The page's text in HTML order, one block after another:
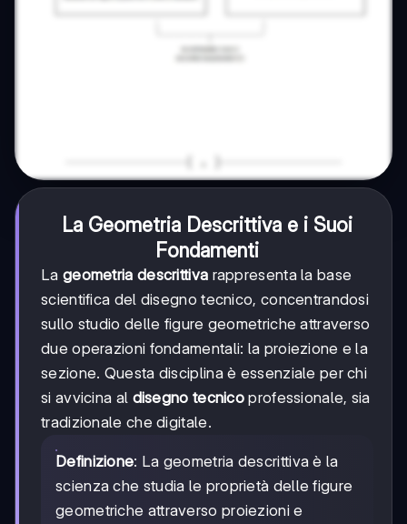
La Geometria Descrittiva e i Suoi
Fondamenti
La geometria descrittiva rappresenta la base
scientifica del disegno tecnico, concentrandosi
sullo studio delle figure geometriche attraverso
due operazioni fondamentali: la proiezione e la
sezione. Questa disciplina è essenziale per chi
si avvicina al disegno tecnico professionale, sia
tradizionale che digitale.
Definizione: La geometria descrittiva è la
scienza che studia le proprietà delle figure
geometriche attraverso proiezioni e